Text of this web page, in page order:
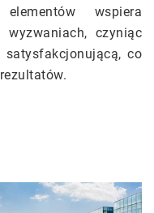
wspiera
wyzwaniach, czyniąc
co